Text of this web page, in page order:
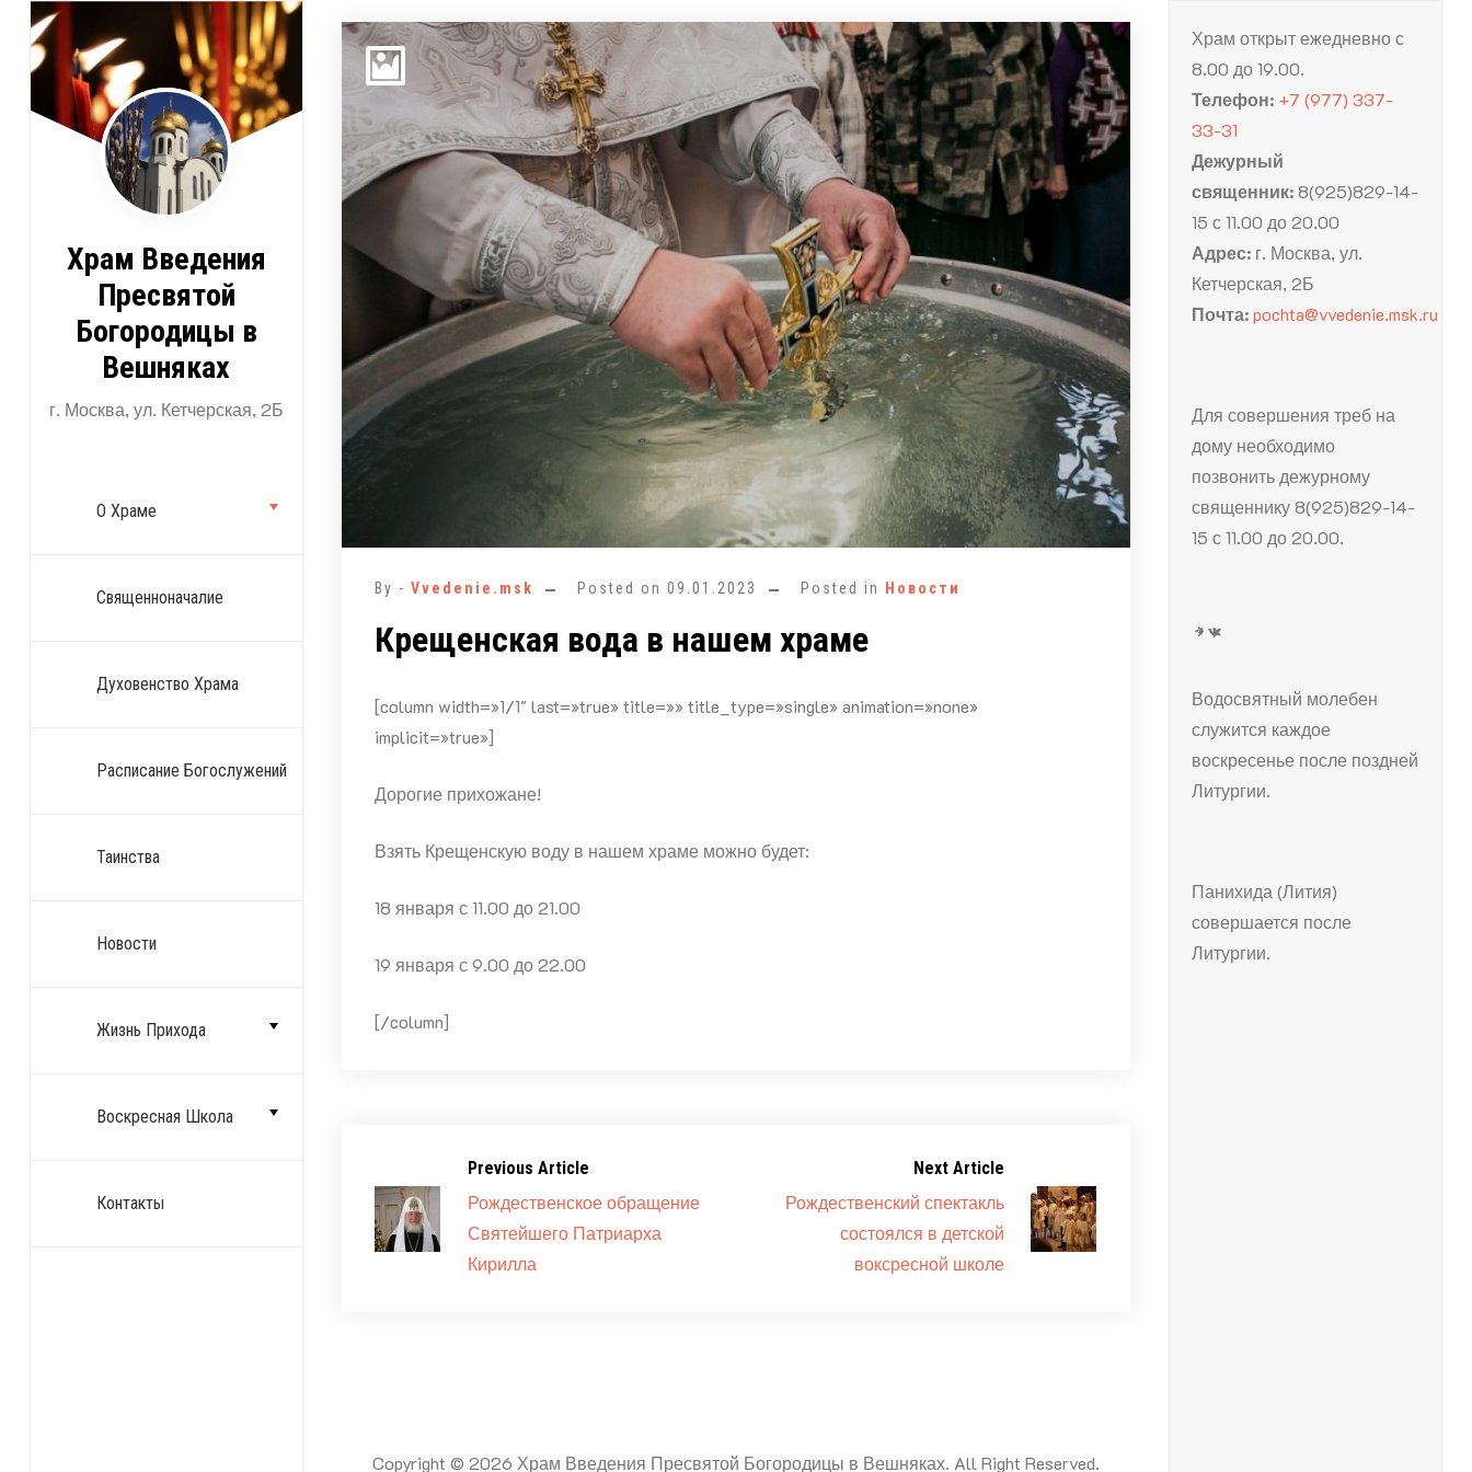
Перейти
содержимому
Храм Введения
Пресвятой
Богородицы в
Вешняках
г. Москва, ул. Кетчерская, 2Б
О Храме
Священноначалие
Духовенство Храма
Расписание Богослужений
Таинства
Новости
Жизнь Прихода
Воскресная Школа
Контакты
By - Vvedenie.msk Posted on 09.01.2023 Posted in Новости
Крещенская вода в нашем храме
[column width=»1/1″ last=»true» title=»» title_type=»single» animation=»none»
implicit=»true»]
Дорогие прихожане!
Взять Крещенскую воду в нашем храме можно будет:
18 января с 11.00 до 21.00
19 января с 9.00 до 22.00
[/column]
Previous Article
Рождественское обращение
Святейшего Патриарха
Кирилла
Next Article
Рождественский спектакль
состоялся в детской
воксресной школе
Copyright © 2026 Храм Введения Пресвятой Богородицы в Вешняках. All Right Reserved.
Храм открыт ежедневно с
8.00 до 19.00.
Телефон: +7 (977) 337-
33-31
Дежурный
священник:8(925)829-14-
15 с 11.00 до 20.00
Адрес: г. Москва, ул.
Кетчерская, 2Б
Почта:pochta@vvedenie.msk.ru
Для совершения треб на
дому необходимо
позвонить дежурному
священнику 8(925)829-14-
15 с 11.00 до 20.00.
Telegram
Водосвятный молебен
служится каждое
воскресенье после поздней
Литургии.
Панихида (Лития)
совершается после
Литургии.